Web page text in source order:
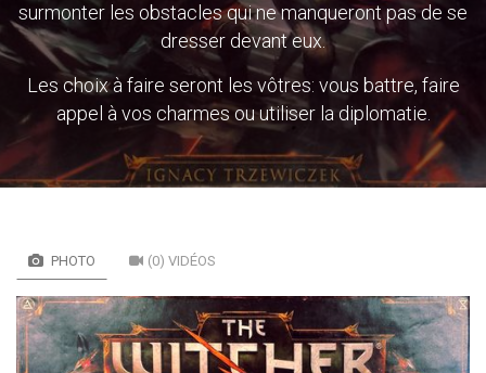
surmonter les obstacles qui ne manqueront pas de se
dresser devant eux.
Les choix à faire seront les vôtres: vous battre, faire
appel à vos charmes ou utiliser la diplomatie.
PHOTO (0) VIDÉOS